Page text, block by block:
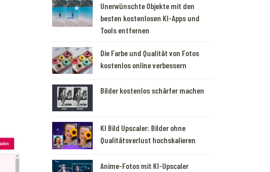
Unerwünschte Objekte mit den
besten kostenlosen KI-Apps und
Tools entfernen
Die Farbe und Qualität von Fotos
kostenlos online verbessern
Bilder kostenlos schärfer machen
KI Bild Upscaler: Bilder ohne
Qualitätsverlust hochskalieren
Anime-Fotos mit KI-Upscaler